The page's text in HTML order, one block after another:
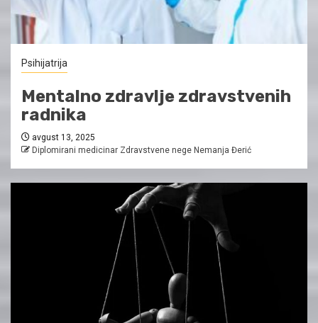
Psihijatrija
Mentalno zdravlje zdravstvenih
radnika
avgust 13, 2025
Diplomirani medicinar Zdravstvene nege Nemanja Đerić